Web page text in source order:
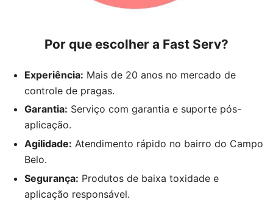
Por que escolher a Fast Serv?
Experiência: Mais de 20 anos no mercado de
controle de pragas.
Garantia: Serviço com garantia e suporte pós-
aplicação.
Agilidade: Atendimento rápido no bairro do Campo
Belo.
Segurança: Produtos de baixa toxidade e
aplicação responsável.